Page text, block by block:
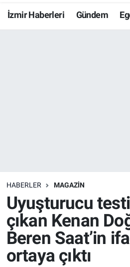
İzmir Haberleri Gündem
HABERLER MAGAZİN
Uyuşturucu
çıkan Kenan
Beren Saat’in
ortaya çıktı
Resmi İlanlar